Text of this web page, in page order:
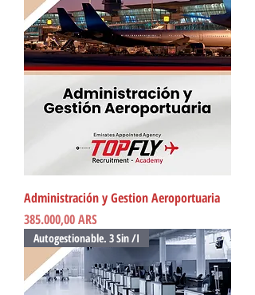
Administración y Gestion Aeroportuaria
Precio
385.000,00 ARS
Autogestionable. 3 Sin /I